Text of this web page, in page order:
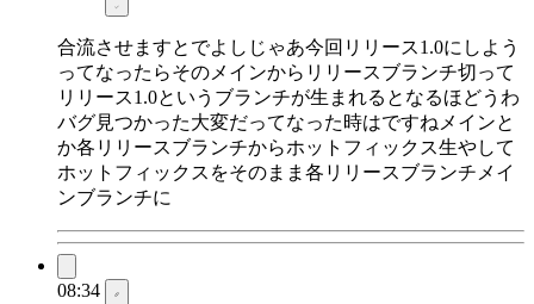
合流させますとでよしじゃあ今回リリース1.0にしよう
ってなったらそのメインからリリースブランチ切って
リリース1.0というブランチが生まれるとなるほどうわ
バグ見つかった大変だってなった時はですねメインと
か各リリースブランチからホットフィックス生やして
ホットフィックスをそのまま各リリースブランチメイ
ンブランチに
08:34